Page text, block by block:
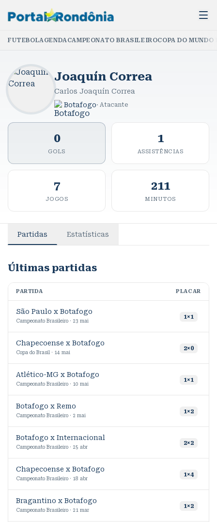
FUTEBOLAGENDACAMPEONATO BRASILEIROCOPA DO
Joaquín Correa
Carlos Joaquín Correa
Botafogo· Atacante
0
GOLS
1
ASSISTÊNCIAS
7
JOGOS
211
MINUTOS
Partidas Estatísticas
Últimas partidas
PARTIDA PLACAR
São Paulo x Botafogo
Campeonato Brasileiro · 23 mai
1×1
Chapecoense x Botafogo
Copa do Brasil · 14 mai
2×0
Atlético-MG x Botafogo
Campeonato Brasileiro · 10 mai
1×1
Botafogo x Remo
Campeonato Brasileiro · 2 mai
1×2
Botafogo x Internacional
Campeonato Brasileiro · 25 abr
2×2
Chapecoense x Botafogo
Campeonato Brasileiro · 18 abr
1×4
Bragantino x Botafogo
Campeonato Brasileiro · 21 mar
1×2